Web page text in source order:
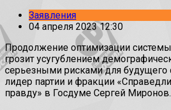
Заявления
04 апреля 2023 12:30
Продолжение оптимизации
грозит усугублением
серьезными рисками для будущего
лидер партии и фракции
правду» в Госдуме Сергей Миронов.